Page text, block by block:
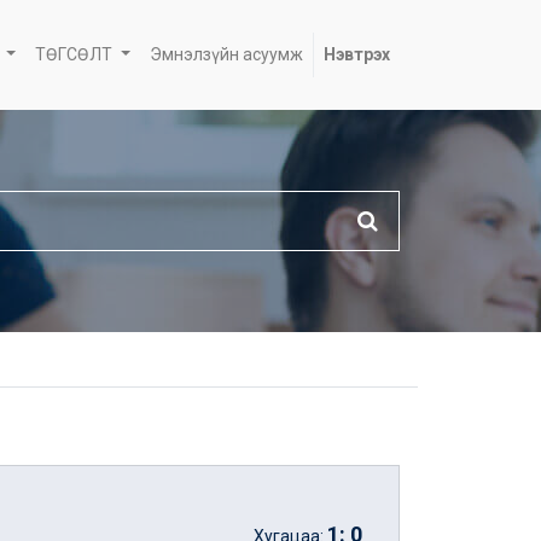
ТӨГСӨЛТ Эмнэлзүйн асуумж Нэвтрэх
Хугацаа: 1: 0